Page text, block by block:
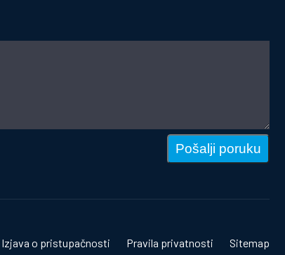
Pošalji poruku
Izjava o pristupačnosti Pravila privatnosti Sitemap